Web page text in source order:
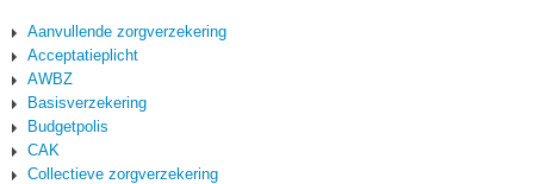
Aanvullende zorgverzekering
Acceptatieplicht
AWBZ
Basisverzekering
Budgetpolis
CAK
Collectieve zorgverzekering